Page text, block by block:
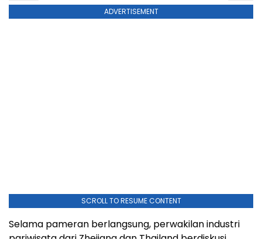
ADVERTISEMENT
SCROLL TO RESUME CONTENT
Selama pameran berlangsung, perwakilan industri